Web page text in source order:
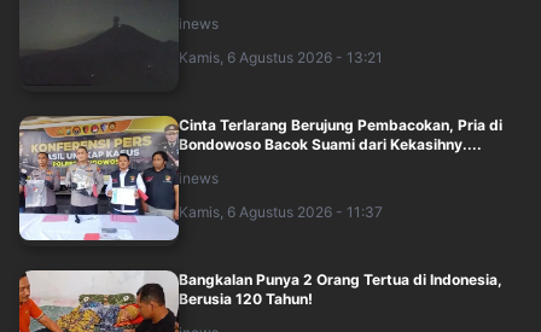
inews
Kamis, 6 Agustus 2026 - 13:21
Cinta Terlarang Berujung Pembacokan, Pria di
Bondowoso Bacok Suami dari Kekasihny....
inews
Kamis, 6 Agustus 2026 - 11:37
Bangkalan Punya 2 Orang Tertua di Indonesia,
Berusia 120 Tahun!